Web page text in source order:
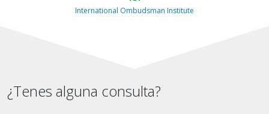
International Ombudsman Institute
¿Tenes alguna consulta?